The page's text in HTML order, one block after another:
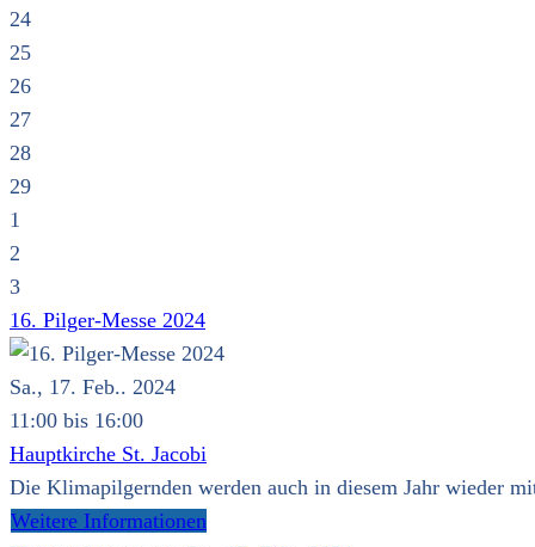
24
25
26
27
28
29
1
2
3
16. Pilger-Messe 2024
Sa., 17. Feb.. 2024
11:00 bis 16:00
Hauptkirche St. Jacobi
Die Klimapilgernden werden auch in diesem Jahr wieder
Weitere Informationen